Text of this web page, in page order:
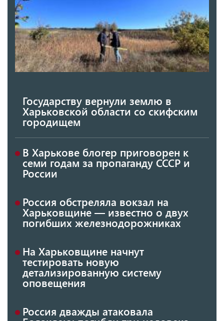
Государству вернули землю в
Харьковской области со скифским
городищем
В Харькове блогер приговорен к
семи годам за пропаганду СССР и
России
Россия обстреляла вокзал на
Харьковщине — известно о двух
погибших железнодорожниках
На Харьковщине начнут
тестировать новую
детализированную систему
оповещения
Россия дважды атаковала